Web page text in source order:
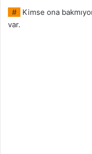
#
Kimse ona
var.